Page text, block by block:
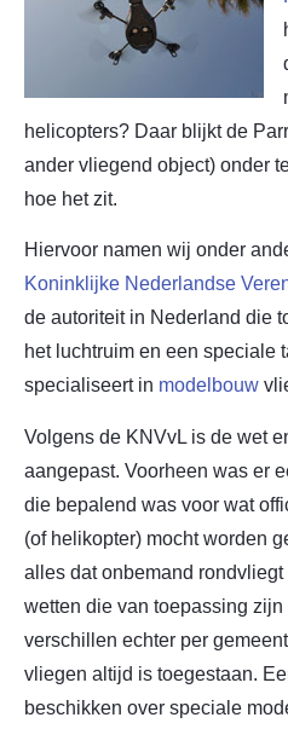
helicopters? Daar blijkt de
ander vliegend object) onder
hoe het zit.
Hiervoor namen wij onder
Koninklijke Nederlandse
de autoriteit in Nederland die
het luchtruim en een speciale
specialiseert in modelbouw
Volgens de KNVvL is de wet
aangepast. Voorheen was er
die bepalend was voor wat
(of helikopter) mocht worden
alles dat onbemand
wetten die van toepassing
verschillen echter per
vliegen altijd is toegestaan.
beschikken over speciale